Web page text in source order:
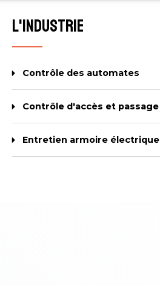
L'industrie
Contrôle des automates
Contrôle d'accès et passage
Entretien armoire électrique